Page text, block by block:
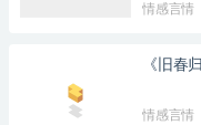
电子书_
情感言情
《旧春
情感言情